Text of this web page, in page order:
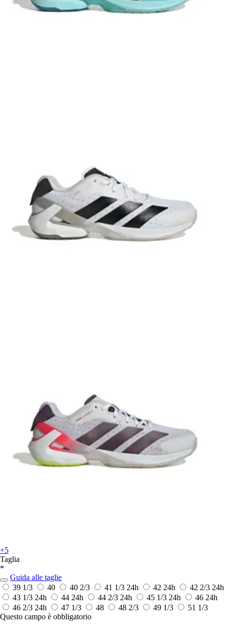
+5
Taglia
*
Guida alle taglie
39 1/3
40 40 2/3 41 1/3 24h 42 24h 42 2/3 24h
43 1/3 24h 44 24h 44 2/3 24h 45 1/3 24h 46 24h
46 2/3 24h 47 1/3 48 48 2/3 49 1/3
51 1/3
Questo campo è obbligatorio